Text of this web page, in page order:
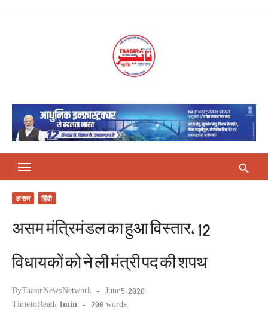
असम हिंदी
असम मंत्रिमंडल का हुआ विस्तार, 12
विधायकों को ने ली मंत्री पद की शपथ
ByTaasir News Network Posted
on
June 5, 2026
Time to Read:1 min - 206words